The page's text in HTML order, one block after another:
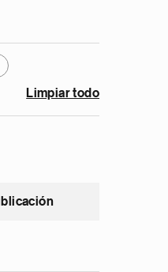
Limpiar todo